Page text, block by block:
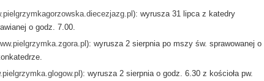
diecezjazg.pl ): wyrusza 31 lipca z katedry
o godz. 7.00.
): wyrusza 2 sierpnia po mszy św. sprawowanej o
): wyrusza 2 sierpnia o godz. 6.30 z kościoła pw.